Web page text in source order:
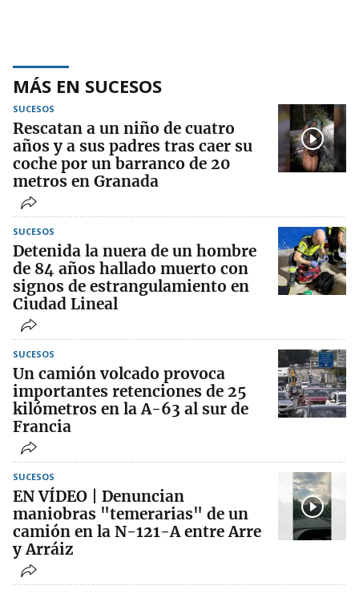
MÁS EN SUCESOS
SUCESOS
Rescatan a un niño de cuatro
años y a sus padres tras caer su
coche por un barranco de 20
metros en Granada
SUCESOS
Detenida la nuera de un hombre
de 84 años hallado muerto con
signos de estrangulamiento en
Ciudad Lineal
SUCESOS
Un camión volcado provoca
importantes retenciones de 25
kilómetros en la A-63 al sur de
Francia
SUCESOS
EN VÍDEO | Denuncian
maniobras "temerarias" de un
camión en la N-121-A entre Arre
y Arráiz